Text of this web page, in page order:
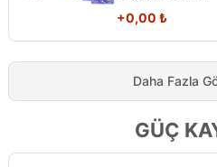
+0,00 ₺
Daha Fazla
GÜÇ